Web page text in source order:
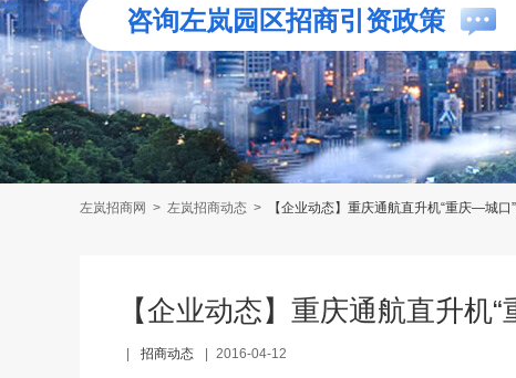
咨询左岚园区招商引资政策
左岚招商网 > 左岚招商动态 > 【企业动态】重庆通航直升机“重庆—城口
【企业动态】重庆通航直升机
招商动态 2016-04-12